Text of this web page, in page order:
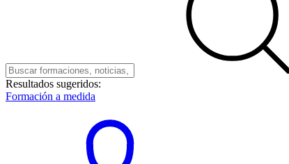
Resultados sugeridos:
Formación a medida